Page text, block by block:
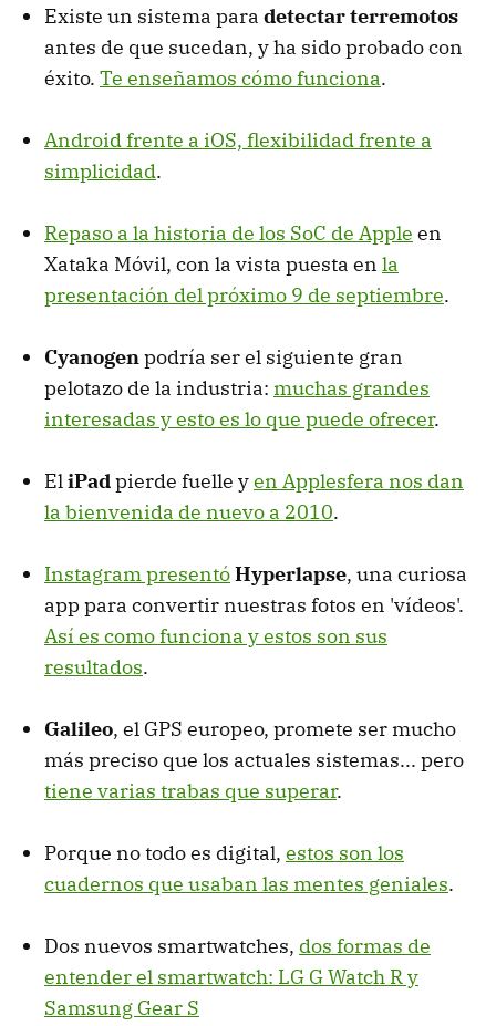
Existe un sistema para detectar terremotos
antes de que sucedan, y ha sido probado con
éxito. Te enseñamos cómo funciona.
Android frente a iOS, flexibilidad frente a
simplicidad.
Repaso a la historia de los SoC de Apple en
Xataka Móvil, con la vista puesta en la
presentación del próximo 9 de septiembre.
Cyanogenpodría ser el siguiente gran
pelotazo de la industria: muchas grandes
interesadas y esto es lo que puede ofrecer.
EliPadpierde fuelle yen Applesfera nos dan
la bienvenida de nuevo a 2010.
Instagram presentóHyperlapse, una curiosa
app para convertir nuestras fotos en 'vídeos'.
Así es como funciona y estos son sus
resultados.
Galileo, el GPS europeo, promete ser mucho
más preciso que los actuales sistemas... pero
tiene varias trabas que superar.
Porque no todo es digital, estos son los
cuadernos que usaban las mentes geniales.
Dos nuevos smartwatches, dos formas de
entender el smartwatch: LG G Watch R y
Samsung Gear S